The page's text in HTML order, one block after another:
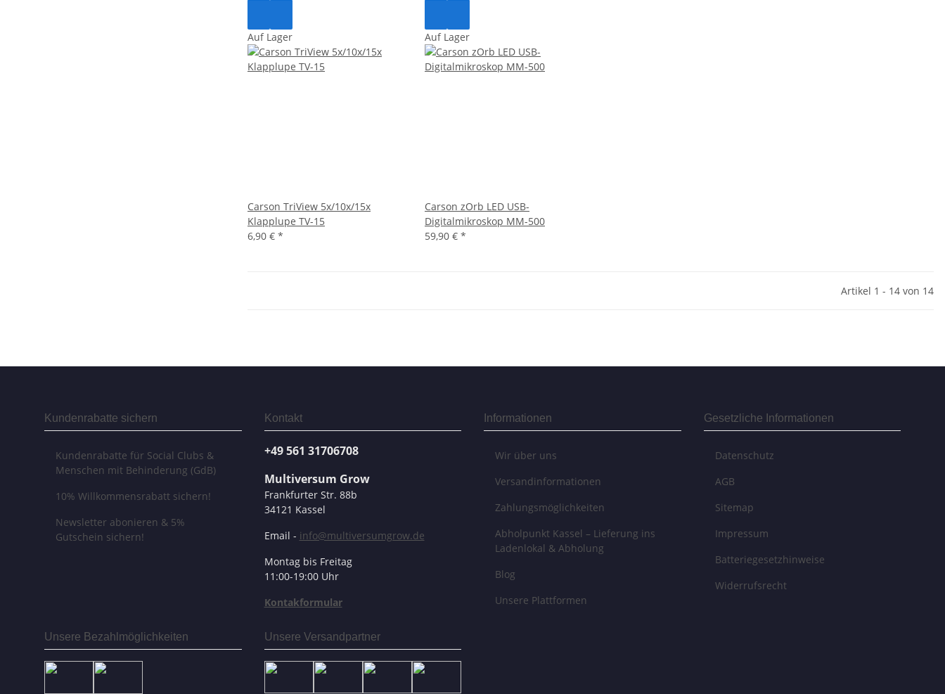
Auf Lager
Carson TriView 5x/10x/15x
Klapplupe TV-15
6,90 € *
Auf Lager
Carson zOrb LED USB-
Digitalmikroskop MM-500
59,90 € *
Artikel 1 - 14 von 14
Kundenrabatte sichern
Kundenrabatte für Social Clubs &
Menschen mit Behinderung (GdB)
10% Willkommensrabatt sichern!
Newsletter abonieren & 5%
Gutschein sichern!
Kontakt
+49 561 31706708
Multiversum Grow
Frankfurter Str. 88b
34121 Kassel
Email - info@multiversumgrow.de
Montag bis Freitag
11:00-19:00 Uhr
Kontakformular
Informationen
Wir über uns
Versandinformationen
Zahlungsmöglichkeiten
Abholpunkt Kassel – Lieferung ins
Ladenlokal & Abholung
Blog
Unsere Plattformen
Gesetzliche Informationen
Datenschutz
AGB
Sitemap
Impressum
Batteriegesetzhinweise
Widerrufsrecht
Unsere Bezahlmöglichkeiten Unsere Versandpartner